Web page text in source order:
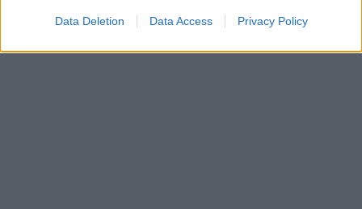
Data Deletion Data Access Privacy Policy